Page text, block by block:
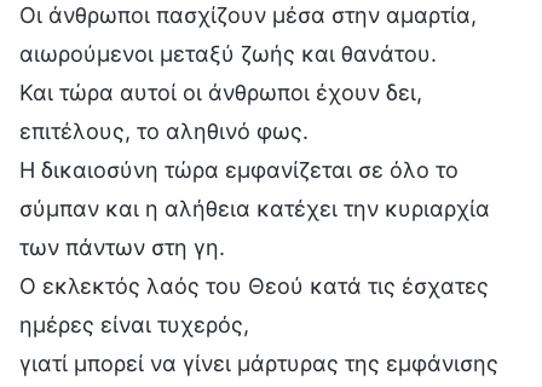
Οι άνθρωποι πασχίζουν μέσα στην αμαρτία,
αιωρούμενοι μεταξύ ζωής και θανάτου.
Και τώρα αυτοί οι άνθρωποι έχουν δει,
επιτέλους, το αληθινό φως.
Η δικαιοσύνη τώρα εμφανίζεται σε όλο το
σύμπαν και η αλήθεια κατέχει την κυριαρχία
των πάντων στη γη.
Ο εκλεκτός λαός του Θεού κατά τις έσχατες
ημέρες είναι τυχερός,
γιατί μπορεί να γίνει μάρτυρας της εμφάνισης